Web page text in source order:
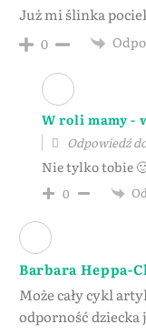
Już mi ślinka
0
W roli mamy -
Odpowiedź
Nie tylko tobie
0
Barbara Heppa-
Może cały cykl
odporność dziecka